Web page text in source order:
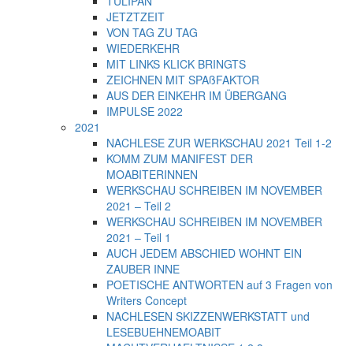
JETZTZEIT
VON TAG ZU TAG
WIEDERKEHR
MIT LINKS KLICK BRINGTS
ZEICHNEN MIT SPAßFAKTOR
AUS DER EINKEHR IM ÜBERGANG
IMPULSE 2022
2021
NACHLESE ZUR WERKSCHAU 2021 Teil 1-2
KOMM ZUM MANIFEST DER
MOABITERINNEN
WERKSCHAU SCHREIBEN IM NOVEMBER
2021 – Teil 2
WERKSCHAU SCHREIBEN IM NOVEMBER
2021 – Teil 1
AUCH JEDEM ABSCHIED WOHNT EIN
ZAUBER INNE
POETISCHE ANTWORTEN auf 3 Fragen von
Writers Concept
NACHLESEN SKIZZENWERKSTATT und
LESEBUEHNEMOABIT